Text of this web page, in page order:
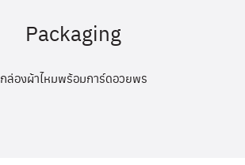
Packaging
กล่องผ้าไหมพร้อมการ์ดอวยพร